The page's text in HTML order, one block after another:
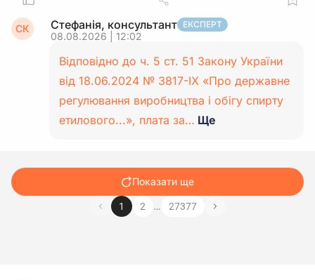
СК Стефанія, консультант ЕКСПЕРТ
08.08.2026 | 12:02
Відповідно до ч. 5 ст. 51 Закону України
від 18.06.2024 № 3817-IX «Про державне
регулювання виробництва і обігу спирту
етилового...», плата за… Ще
Показати ще
1 2 … 27377